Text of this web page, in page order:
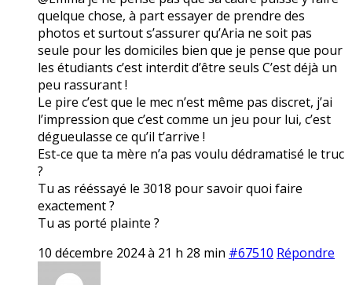
quelque chose, à part essayer de prendre des
photos et surtout s’assurer qu’Aria ne soit pas
seule pour les domiciles bien que je pense que pour
les étudiants c’est interdit d’être seuls C’est déjà un
peu rassurant !
Le pire c’est que le mec n’est même pas discret, j’ai
l’impression que c’est comme un jeu pour lui, c’est
dégueulasse ce qu’il t’arrive !
Est-ce que ta mère n’a pas voulu dédramatisé le truc
?
Tu as rééssayé le 3018 pour savoir quoi faire
exactement ?
Tu as porté plainte ?
10 décembre 2024 à 21 h 28 min #67510 Répondre